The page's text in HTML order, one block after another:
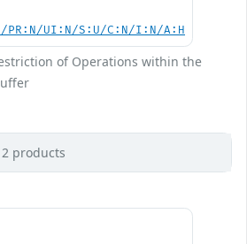
PR:N/UI:N/S:U/C:N/I:N/A:H
of Operations within the
2 products